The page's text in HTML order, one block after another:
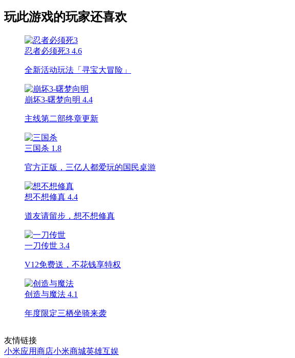
玩此游戏的玩家还喜欢
忍者必须死3 4.6
全新活动玩法「寻宝大冒险」
崩坏3-曙梦向明 4.4
主线第二部终章更新
三国杀 1.8
官方正版，三亿人都爱玩的国民桌游
想不想修真 4.4
道友请留步，想不想修真
一刀传世 3.4
V12免费送，不花钱享特权
创造与魔法 4.1
年度限定三栖坐骑来袭
友情链接
小米应用商店小米商城英雄互娱